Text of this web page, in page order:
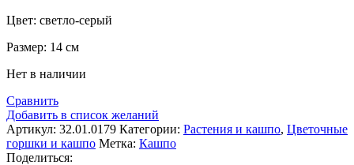
составляла299,00 ₽.
Цвет: светло-серый
Размер: 14 см
Нет в наличии
Сравнить
Добавить в список желаний
Артикул: 32.01.0179 Категории: Растения и кашпо, Цветочные
горшки и кашпо Метка: Кашпо
Поделиться: